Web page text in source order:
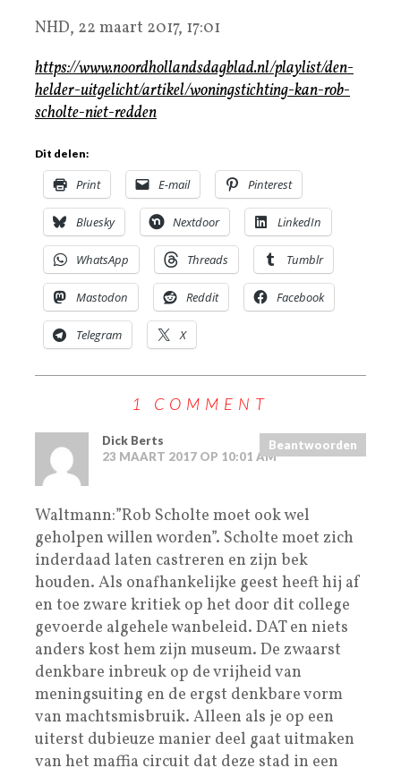
NHD, 22 maart 2017, 17:01
https://www.noordhollandsdagblad.nl/playlist/den-
helder-uitgelicht/artikel/woningstichting-kan-rob-
scholte-niet-redden
Dit delen:
Print E-mail Pinterest
Bluesky Nextdoor LinkedIn
WhatsApp Threads Tumblr
Mastodon Reddit Facebook
Telegram X
1 COMMENT
Dick Berts
23 MAART 2017 OP 10:01 AM
Beantwoorden
Waltmann:”Rob Scholte moet ook wel
geholpen willen worden”. Scholte moet zich
inderdaad laten castreren en zijn bek
houden. Als onafhankelijke geest heeft hij af
en toe zware kritiek op het door dit college
gevoerde algehele wanbeleid. DAT en niets
anders kost hem zijn museum. De zwaarst
denkbare inbreuk op de vrijheid van
meningsuiting en de ergst denkbare vorm
van machtsmisbruik. Alleen als je op een
uiterst dubieuze manier deel gaat uitmaken
van het maffia circuit dat deze stad in een